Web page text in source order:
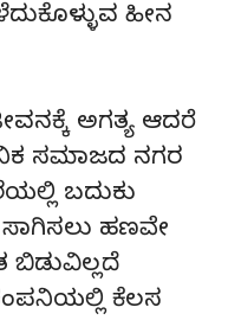
ಹೀನ
ಅಗತ್ಯ ಆದರೆ
ಸಮಾಜದ ನಗರ
ಬದುಕು
ಸಾಗಿಸಲು ಹಣವೇ
ಬಿಡುವಿಲ್ಲದೆ
ಕೆಲಸ